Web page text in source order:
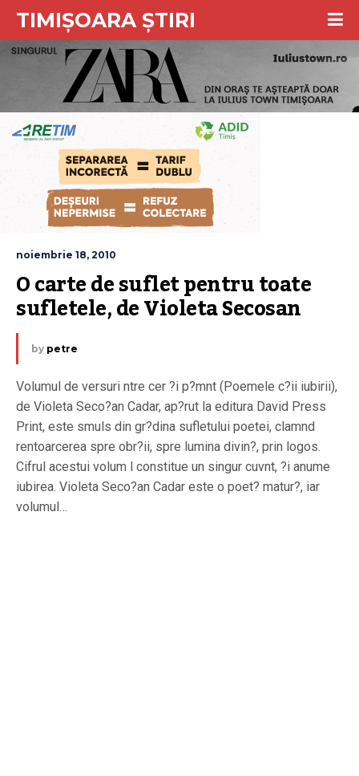
TIMIȘOARA ȘTIRI
noiembrie 18, 2010
O carte de suflet pentru toate
sufletele, de Violeta Secosan
by petre
Volumul de versuri ntre cer ?i p?mnt (Poemele c?ii iubirii),
de Violeta Seco?an Cadar, ap?rut la editura David Press
Print, este smuls din gr?dina sufletului poetei, clamnd
rentoarcerea spre obr?ii, spre lumina divin?, prin logos.
Cifrul acestui volum l constitue un singur cuvnt, ?i anume
iubirea. Violeta Seco?an Cadar este o poet? matur?, iar
volumul…